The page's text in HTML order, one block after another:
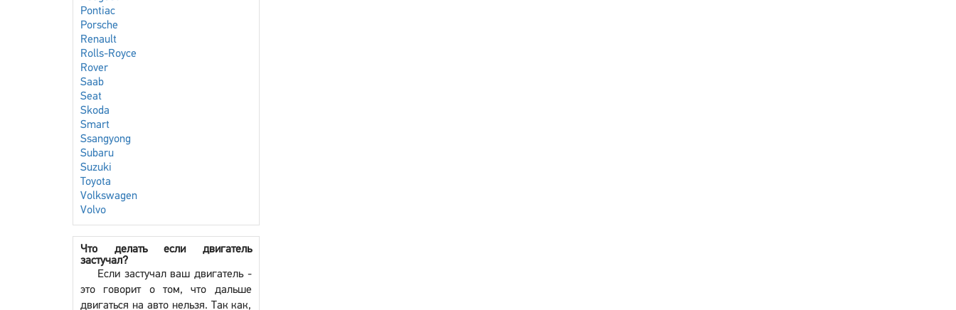
Pontiac
Porsche
Renault
Rolls-Royce
Rover
Saab
Seat
Skoda
Smart
Ssangyong
Subaru
Suzuki
Toyota
Volkswagen
Volvo
Что делать если двигатель
застучал?
Если застучал ваш двигатель -
это говорит о том, что дальше
двигаться на авто нельзя. Так как,